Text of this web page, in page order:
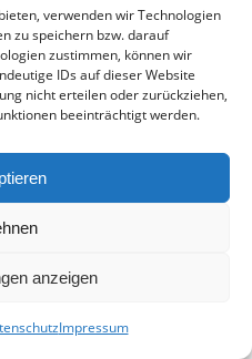
verwenden wir Technologien
zu speichern bzw. darauf
zustimmen, können wir
IDs auf dieser Website
nicht erteilen oder zurückziehen,
beeinträchtigt werden.
anzeigen
Impressum
bis drei Metern
externe
dann den
Sie die finale
Förderung des
Die Pumpe Ihres
circa ein
Sie sich
Lagerung